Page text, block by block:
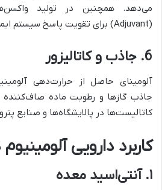
می‌دهد. همچنین در تولید
(Adjuvant) برای تقویت پاسخ سیستم ایمنی کاربرد دارد.
6. جاذب و کاتالیزور
آلومینای حاصل از حرارت‌دهی
جاذب گازها و رطوبت ماده
کاتالیست‌ها در پالایشگاه‌ها و صنایع
کاربرد دارویی
۱. آنتی‌اسید معده